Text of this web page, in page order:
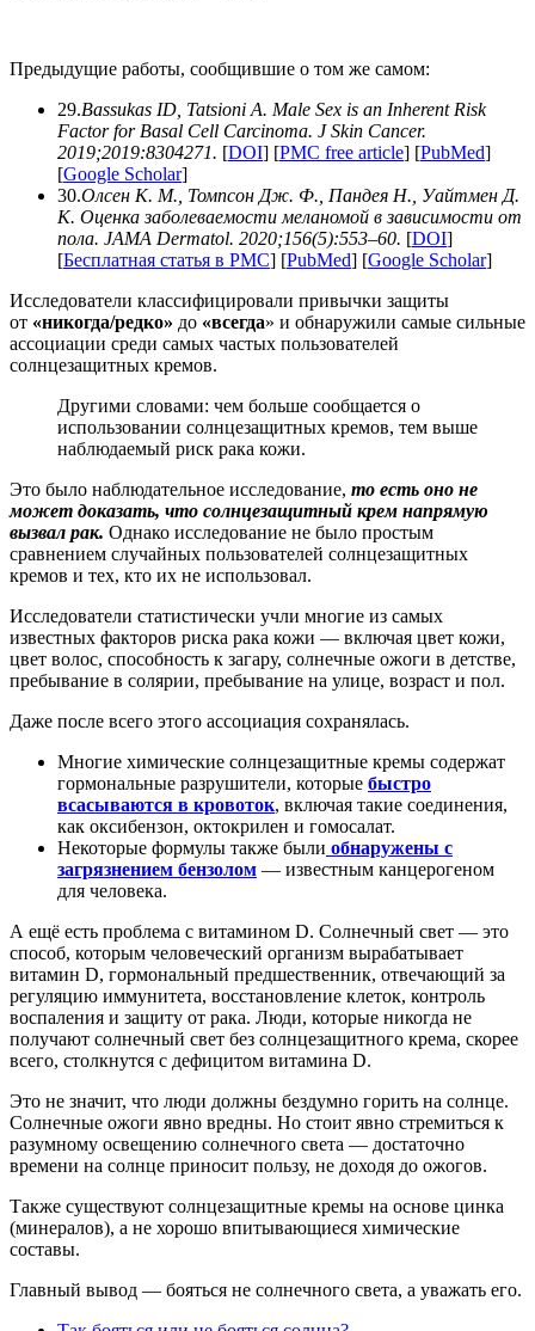
Предыдущие работы, сообщившие о том же самом:
29.Bassukas ID, Tatsioni A. Male Sex is an Inherent Risk
Factor for Basal Cell Carcinoma. J Skin Cancer.
2019;2019:8304271. [DOI] [PMC free article] [PubMed]
[Google Scholar]
30.Олсен К. М., Томпсон Дж. Ф., Пандея Н., Уайтмен Д.
К. Оценка заболеваемости меланомой в зависимости от
пола. JAMA Dermatol. 2020;156(5):553–60. [DOI]
[Бесплатная статья в PMC] [PubMed] [Google Scholar]
Исследователи классифицировали привычки защиты
от «никогда/редко» до «всегда» и обнаружили самые сильные
ассоциации среди самых частых пользователей
солнцезащитных кремов.
Другими словами: чем больше сообщается о
использовании солнцезащитных кремов, тем выше
наблюдаемый риск рака кожи.
Это было наблюдательное исследование, то есть оно не
может доказать, что солнцезащитный крем напрямую
вызвал рак. Однако исследование не было простым
сравнением случайных пользователей солнцезащитных
кремов и тех, кто их не использовал.
Исследователи статистически учли многие из самых
известных факторов риска рака кожи — включая цвет кожи,
цвет волос, способность к загару, солнечные ожоги в детстве,
пребывание в солярии, пребывание на улице, возраст и пол.
Даже после всего этого ассоциация сохранялась.
Многие химические солнцезащитные кремы содержат
гормональные разрушители, которые быстро
всасываются в кровоток, включая такие соединения,
как оксибензон, октокрилен и гомосалат.
Некоторые формулы также были обнаружены с
загрязнением бензолом — известным канцерогеном
для человека.
А ещё есть проблема с витамином D. Солнечный свет — это
способ, которым человеческий организм вырабатывает
витамин D, гормональный предшественник, отвечающий за
регуляцию иммунитета, восстановление клеток, контроль
воспаления и защиту от рака. Люди, которые никогда не
получают солнечный свет без солнцезащитного крема, скорее
всего, столкнутся с дефицитом витамина D.
Это не значит, что люди должны бездумно горить на солнце.
Солнечные ожоги явно вредны. Но стоит явно стремиться к
разумному освещению солнечного света — достаточно
времени на солнце приносит пользу, не доходя до ожогов.
Также существуют солнцезащитные кремы на основе цинка
(минералов), а не хорошо впитывающиеся химические
составы.
Главный вывод — бояться не солнечного света, а уважать его.